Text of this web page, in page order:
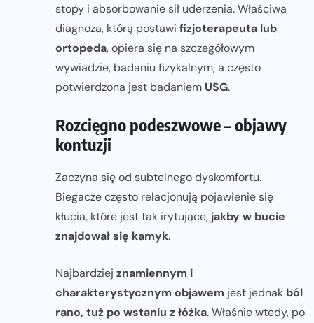
stopy i absorbowanie sił uderzenia. Właściwa
diagnoza, którą postawi fizjoterapeuta lub
ortopeda, opiera się na szczegółowym
wywiadzie, badaniu fizykalnym, a często
potwierdzona jest badaniem USG.
Rozcięgno podeszwowe – objawy
kontuzji
Zaczyna się od subtelnego dyskomfortu.
Biegacze często relacjonują pojawienie się
kłucia, które jest tak irytujące, jakby w bucie
znajdował się kamyk.
Najbardziej znamiennym i
charakterystycznym objawem jest jednak ból
rano, tuż po wstaniu z łóżka. Właśnie wtedy, po